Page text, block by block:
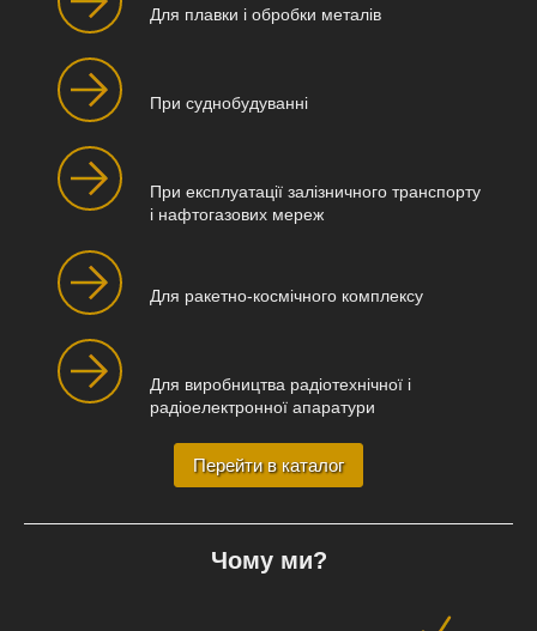
Для плавки і обробки металів
При суднобудуванні
При експлуатації залізничного транспорту
і нафтогазових мереж
Для ракетно-космічного комплексу
Для виробництва радіотехнічної і
радіоелектронної апаратури
Перейти в каталог
Чому ми?